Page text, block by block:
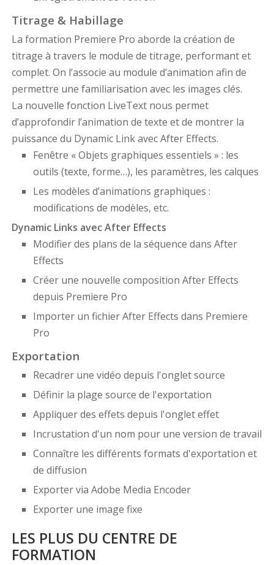
Titrage & Habillage
La formation Premiere Pro aborde la création de
titrage à travers le module de titrage, performant et
complet. On l’associe au module d’animation afin de
permettre une familiarisation avec les images clés.
La nouvelle fonction LiveText nous permet
d’approfondir l’animation de texte et de montrer la
puissance du Dynamic Link avec After Effects.
Fenêtre « Objets graphiques essentiels » : les
outils (texte, forme…), les paramètres, les calques
Les modèles d’animations graphiques :
modifications de modèles, etc.
Dynamic Links avec After Effects
Modifier des plans de la séquence dans After
Effects
Créer une nouvelle composition After Effects
depuis Premiere Pro
Importer un fichier After Effects dans Premiere
Pro
Exportation
Recadrer une vidéo depuis l'onglet source
Définir la plage source de l'exportation
Appliquer des effets depuis l'onglet effet
Incrustation d'un nom pour une version de travail
Connaître les différents formats d'exportation et
de diffusion
Exporter via Adobe Media Encoder
Exporter une image fixe
LES PLUS DU CENTRE DE
FORMATION